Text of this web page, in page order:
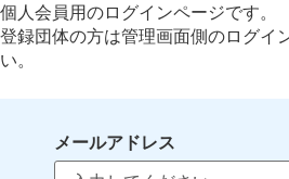
個人会員用のログインページです。
登録団体の方は管理画面側のログイ
い。
メールアドレス